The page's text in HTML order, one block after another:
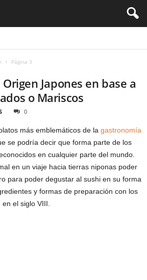
Página 3
Japones en base a
o Mariscos
0
más emblemáticos de la gastronomía
se podría decir que forma parte de los
en cualquier parte del mundo.
en un viaje hacia tierras niponas poder
para poder degustar al sushi en su forma
y formas de preparación con los
el siglo VIII.